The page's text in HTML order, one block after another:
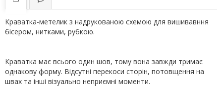
Краватка-метелик з надрукованою схемою для вишивавння
бісером, нитками, рубкою.
Краватка має всього один шов, тому вона завжди тримає
однакову форму. Відсутні перекоси сторін, потовщення на
швах та інші візуально неприємні моменти.